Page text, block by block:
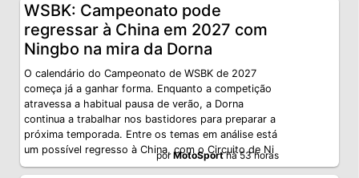
WSBK: Campeonato pode
regressar à China em 2027 com
Ningbo na mira da Dorna
O calendário do Campeonato de WSBK de 2027
começa já a ganhar forma. Enquanto a competição
atravessa a habitual pausa de verão, a Dorna
continua a trabalhar nos bastidores para preparar a
próxima temporada. Entre os temas em análise está
um possível regresso à China, com o Circuito de Ni
porMotoSporthá 53 horas